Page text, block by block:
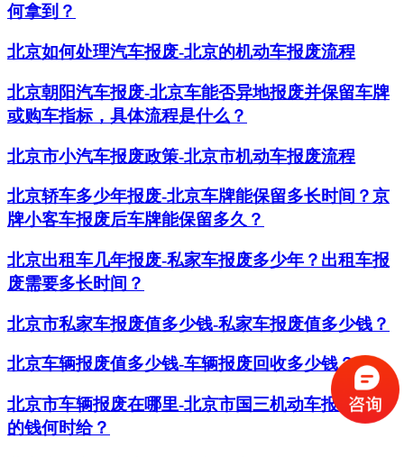
何拿到？
北京如何处理汽车报废-北京的机动车报废流程
北京朝阳汽车报废-北京车能否异地报废并保留车牌
或购车指标，具体流程是什么？
北京市小汽车报废政策-北京市机动车报废流程
北京轿车多少年报废-北京车牌能保留多长时间？京
牌小客车报废后车牌能保留多久？
​北京出租车几年报废-私家车报废多少年？出租车报
废需要多长时间？
北京市私家车报废值多少钱-私家车报废值多少钱？
北京车辆报废值多少钱-车辆报废回收多少钱？
北京市车辆报废在哪里-北京市国三机动车报废补贴
的钱何时给？